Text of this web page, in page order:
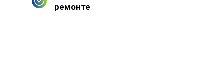
ремонте